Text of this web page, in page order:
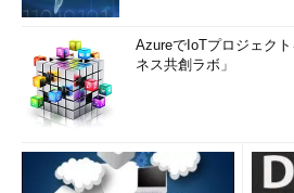
AzureでIoTプロジェク
ネス共創ラボ」